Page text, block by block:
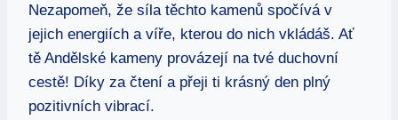
Nezapomeň, že síla těchto kamenů spočívá v
jejich energiích a víře, kterou do nich vkládáš. Ať
tě Andělské kameny provázejí na tvé duchovní
cestě! Díky za čtení a přeji ti krásný den plný
pozitivních vibrací.